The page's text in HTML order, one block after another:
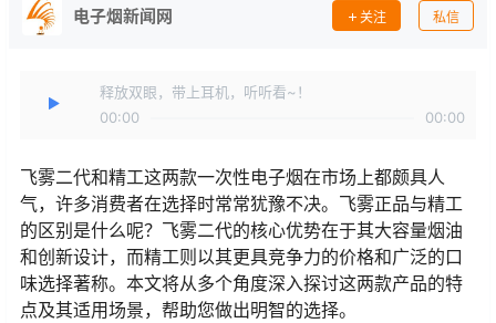
电子烟新闻网 关注 私信
释放双眼，带上耳机，听听看~！
00:00
00:00
飞雾二代和精工这两款一次性电子烟在市场上都颇具人
气，许多消费者在选择时常常犹豫不决。飞雾正品与精工
的区别是什么呢？飞雾二代的核心优势在于其大容量烟油
和创新设计，而精工则以其更具竞争力的价格和广泛的口
味选择著称。本文将从多个角度深入探讨这两款产品的特
点及其适用场景，帮助您做出明智的选择。